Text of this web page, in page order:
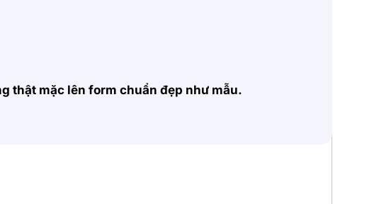
thật mặc lên form chuẩn đẹp như mẫu.